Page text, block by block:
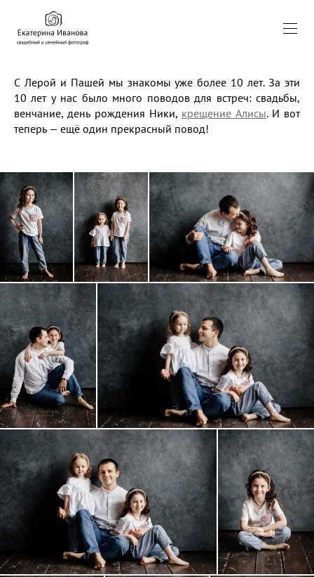
С Лерой и Пашей мы знакомы уже более 10 лет. За эти
10 лет у нас было много поводов для встреч: свадьбы,
венчание, день рождения Ники, крещение Алисы. И вот
теперь — ещё один прекрасный повод!